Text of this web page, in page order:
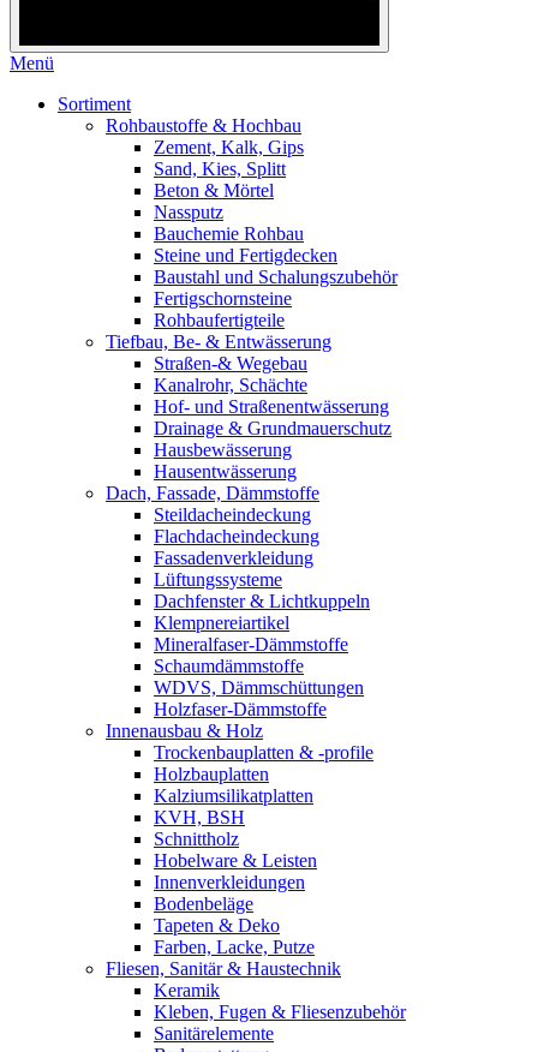
Menü
Sortiment
Rohbaustoffe & Hochbau
Zement, Kalk, Gips
Sand, Kies, Splitt
Beton & Mörtel
Nassputz
Bauchemie Rohbau
Steine und Fertigdecken
Baustahl und Schalungszubehör
Fertigschornsteine
Rohbaufertigteile
Tiefbau, Be- & Entwässerung
Straßen-& Wegebau
Kanalrohr, Schächte
Hof- und Straßenentwässerung
Drainage & Grundmauerschutz
Hausbewässerung
Hausentwässerung
Dach, Fassade, Dämmstoffe
Steildacheindeckung
Flachdacheindeckung
Fassadenverkleidung
Lüftungssysteme
Dachfenster & Lichtkuppeln
Klempnereiartikel
Mineralfaser-Dämmstoffe
Schaumdämmstoffe
WDVS, Dämmschüttungen
Holzfaser-Dämmstoffe
Innenausbau & Holz
Trockenbauplatten & -profile
Holzbauplatten
Kalziumsilikatplatten
KVH, BSH
Schnittholz
Hobelware & Leisten
Innenverkleidungen
Bodenbeläge
Tapeten & Deko
Farben, Lacke, Putze
Fliesen, Sanitär & Haustechnik
Keramik
Kleben, Fugen & Fliesenzubehör
Sanitärelemente